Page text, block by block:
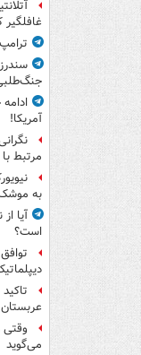
غافلگیر
آمریکا!
مرتبط با
به
آیا
است؟
عربستان
وقتی
می‌گوید